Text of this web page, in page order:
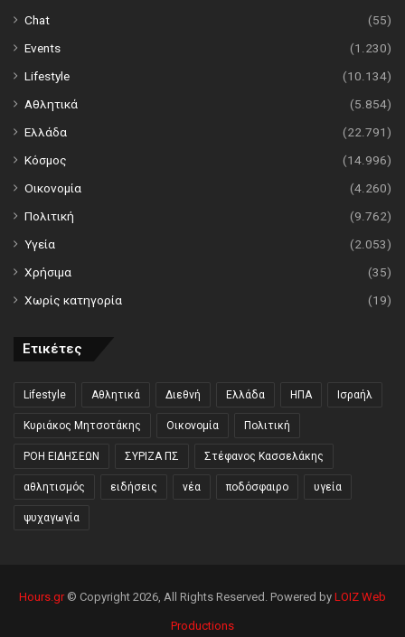
Chat
(55)
Events
(1.230)
Lifestyle
(10.134)
Αθλητικά
(5.854)
Ελλάδα
(22.791)
Κόσμος
(14.996)
Οικονομία
(4.260)
Πολιτική
(9.762)
Υγεία
(2.053)
Χρήσιμα
(35)
Χωρίς κατηγορία
(19)
Ετικέτες
Lifestyle Αθλητικά Διεθνή Ελλάδα ΗΠΑ Ισραήλ
Κυριάκος Μητσοτάκης Οικονομία Πολιτική
ΡΟΗ ΕΙΔΗΣΕΩΝ ΣΥΡΙΖΑ ΠΣ Στέφανος Κασσελάκης
αθλητισμός ειδήσεις νέα ποδόσφαιρο υγεία
ψυχαγωγία
Hours.gr© Copyright 2026, All Rights Reserved. Powered by LOIZ Web
Productions